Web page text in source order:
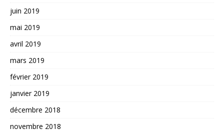
juin 2019
mai 2019
avril 2019
mars 2019
février 2019
janvier 2019
décembre 2018
novembre 2018